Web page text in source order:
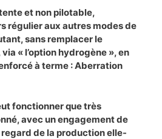
et non pilotable,
régulier aux autres modes de
sans remplacer le
« l’option hydrogène », en
à terme : Aberration
fonctionner que très
avec un engagement de
de la production elle-